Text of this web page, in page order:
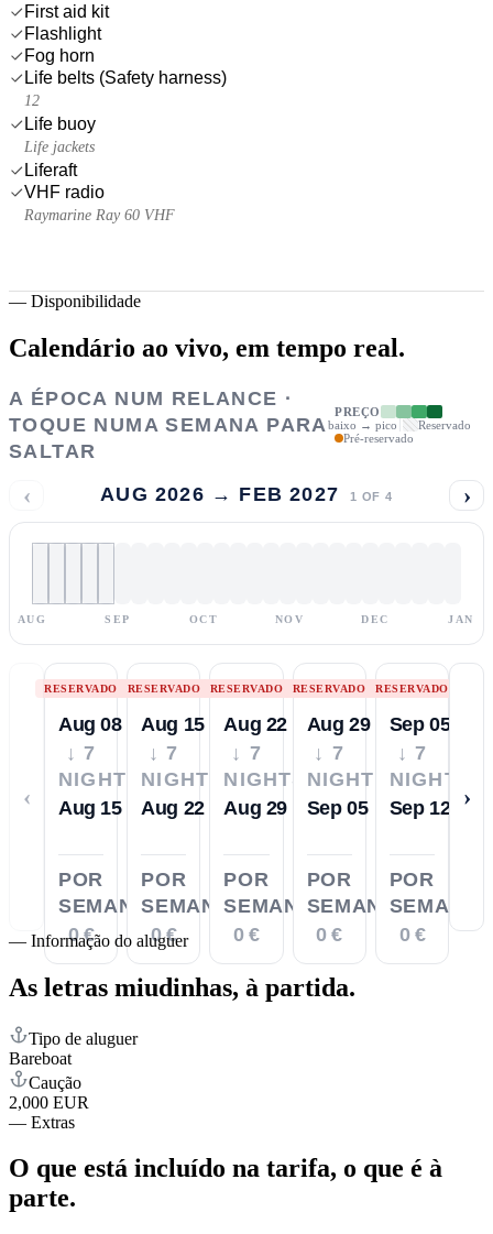
First aid kit
Flashlight
Fog horn
Life belts (Safety harness)
12
Life buoy
Life jackets
Liferaft
VHF radio
Raymarine Ray 60 VHF
— Disponibilidade
Calendário ao vivo, em tempo real.
A ÉPOCA NUM RELANCE ·
TOQUE NUMA SEMANA PARA
SALTAR
PREÇO
baixo → pico
Reservado
Pré-reservado
‹ AUG 2026 → FEB 2027 1 OF 4 ›
AUG SEP OCT NOV DEC JAN
‹
RESERVADO
Aug 08
↓ 7
NIGHTS
Aug 15
POR
SEMANA
0 €
RESERVADO
Aug 15
↓ 7
NIGHTS
Aug 22
POR
SEMANA
0 €
RESERVADO
Aug 22
↓ 7
NIGHTS
Aug 29
POR
SEMANA
0 €
RESERVADO
Aug 29
↓ 7
NIGHTS
Sep 05
POR
SEMANA
0 €
RESERVADO
Sep 05
↓ 7
NIGHTS
Sep 12
POR
SEMANA
0 €
›
— Informação do aluguer
As letras miudinhas, à partida.
Tipo de aluguer
Bareboat
Caução
2,000 EUR
— Extras
O que está incluído na tarifa, o que é à
parte.